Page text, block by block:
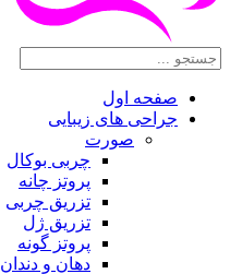
صفحه اول
جراحی های زیبایی
صورت
چربی بوکال
پروتز چانه
تزریق چربی
تزریق ژل
پروتز گونه
دهان و دندان